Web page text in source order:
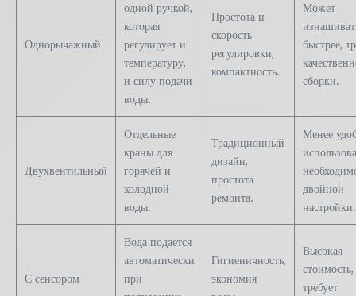
Однорычажный
одной ручкой,
которая
регулирует и
температуру,
и силу подачи
воды.
Простота и
скорость
регулировки,
компактность.
Может
быстрее,
сборки.
Двухвентильный
Отдельные
краны для
горячей и
холодной
воды.
Традиционный
дизайн,
простота
ремонта.
Менее
двойной
настройки.
С сенсором
Вода подается
автоматически
при
Гигиеничность,
экономия
Высокая
стоимость,
требует